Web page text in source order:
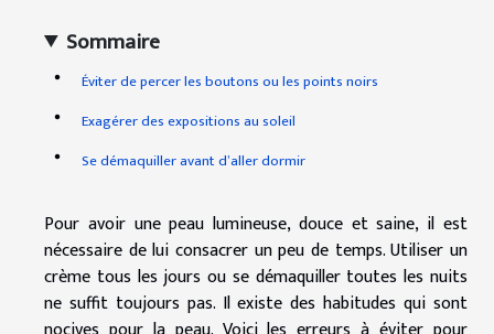
Sommaire
Éviter de percer les boutons ou les points noirs
Exagérer des expositions au soleil
Se démaquiller avant d’aller dormir
Pour avoir une peau lumineuse, douce et saine, il est
nécessaire de lui consacrer un peu de temps. Utiliser un
crème tous les jours ou se démaquiller toutes les nuits
ne suffit toujours pas. Il existe des habitudes qui sont